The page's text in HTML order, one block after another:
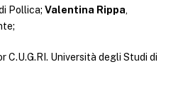
Pollica; Valentina Rippa,
C.U.G.RI. Università degli Studi di